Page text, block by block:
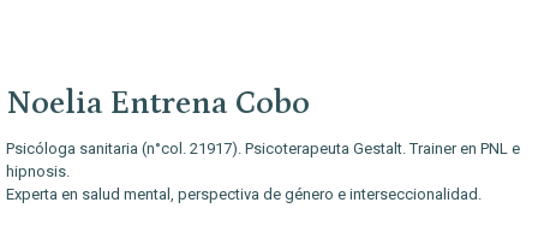
Noelia Entrena Cobo
Psicóloga sanitaria (n°col. 21917). Psicoterapeuta Gestalt. Trainer en PNL e
hipnosis.
Experta en salud mental, perspectiva de género e interseccionalidad.